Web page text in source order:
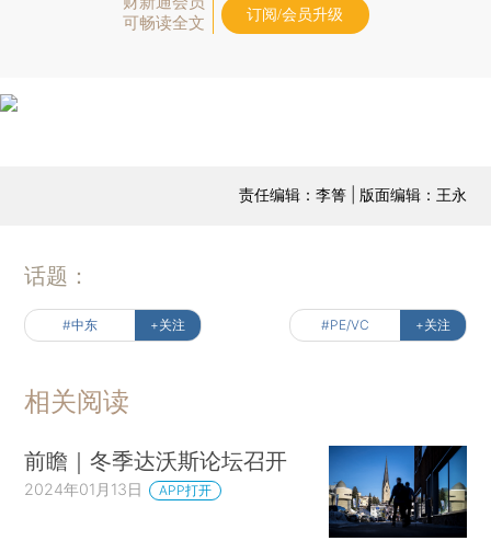
可畅读全文
订阅/会员升级
责任编辑：李箐 | 版面编辑：王永
话题：
#中东 +关注 #PE/VC +关注
相关阅读
前瞻｜冬季达沃斯论坛召开
2024年01月13日 APP打开